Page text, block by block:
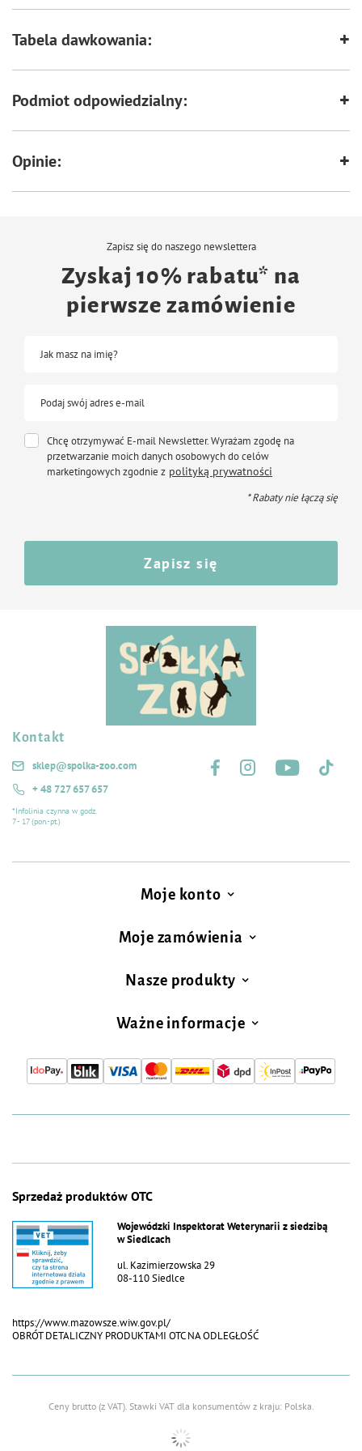
Tabela dawkowania:
Podmiot odpowiedzialny:
Opinie:
Zapisz się do naszego newslettera
Zyskaj 10% rabatu* na
pierwsze zamówienie
Jak masz na imię?
Podaj swój adres e-mail
Chcę otrzymywać E-mail Newsletter. Wyrażam zgodę na
przetwarzanie moich danych osobowych do celów
marketingowych zgodnie z polityką prywatności
* Rabaty nie łączą się
Zapisz się
Kontakt
sklep@spolka-zoo.com
+ 48 727 657 657
*Infolinia czynna w godz.
7 - 17 (pon.-pt.)
Moje konto
Moje zamówienia
Nasze produkty
Ważne informacje
Sprzedaż produktów OTC
Wojewódzki Inspektorat Weterynarii z siedzibą
w Siedlcach
ul. Kazimierzowska 29
08-110 Siedlce
https://www.mazowsze.wiw.gov.pl/
OBRÓT DETALICZNY PRODUKTAMI OTC NA ODLEGŁOŚĆ
Ceny brutto (z VAT). Stawki VAT dla konsumentów z kraju: Polska